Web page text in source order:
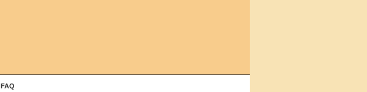
FAQ